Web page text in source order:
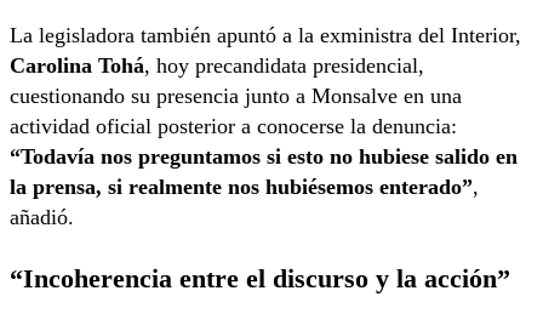
La legisladora también apuntó a la exministra del Interior,
Carolina Tohá, hoy precandidata presidencial,
cuestionando su presencia junto a Monsalve en una
actividad oficial posterior a conocerse la denuncia:
“Todavía nos preguntamos si esto no hubiese salido en
la prensa, si realmente nos hubiésemos enterado”,
añadió.
“Incoherencia entre el discurso y la acción”